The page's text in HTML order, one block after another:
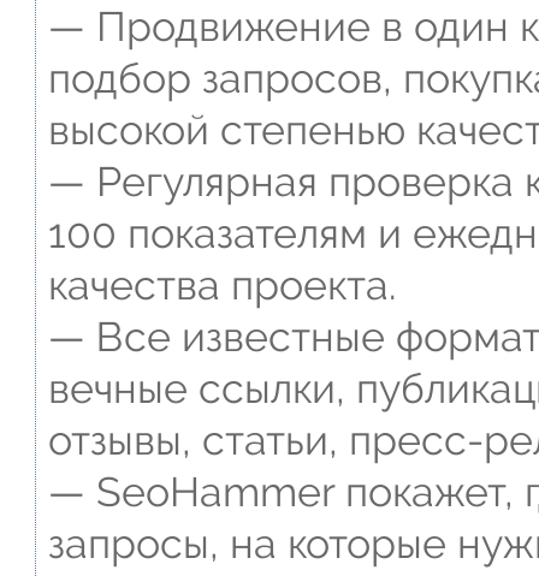
— Продвижение в один
подбор запросов,
высокой степенью
— Регулярная проверка
100 показателям и
качества проекта.
— Все известные
вечные ссылки,
отзывы, статьи, пресс-
— SeoHammer покажет,
запросы, на которые